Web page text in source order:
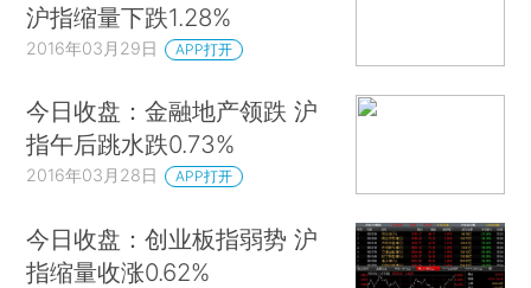
沪指缩量下跌1.28%
2016年03月29日 APP打开
今日收盘：金融地产领跌 沪
指午后跳水跌0.73%
2016年03月28日 APP打开
今日收盘：创业板指弱势 沪
指缩量收涨0.62%